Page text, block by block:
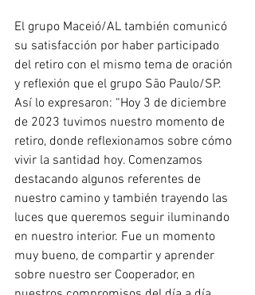
El grupo Maceió/AL también comunicó
su satisfacción por haber participado
del retiro con el mismo tema de oración
y reflexión que el grupo São Paulo/SP.
Así lo expresaron: “Hoy 3 de diciembre
de 2023 tuvimos nuestro momento de
retiro, donde reflexionamos sobre cómo
vivir la santidad hoy. Comenzamos
destacando algunos referentes de
nuestro camino y también trayendo las
luces que queremos seguir iluminando
en nuestro interior. Fue un momento
muy bueno, de compartir y aprender
sobre nuestro ser Cooperador, en